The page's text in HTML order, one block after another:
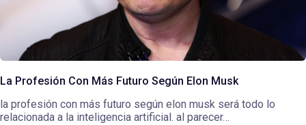
La Profesión Con Más Futuro Según Elon Musk
la profesión con más futuro según elon musk será todo lo
relacionada a la inteligencia artificial. al parecer…